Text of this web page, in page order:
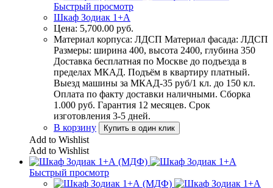
Быстрый просмотр
Шкаф Зодиак 1+А
Цена: 5,700.00 руб.
Материал корпуса: ЛДСП Материал фасада: ЛДСП
Размеры: ширина 400, высота 2400, глубина 350
Доставка бесплатная по Москве до подъезда в
пределах МКАД. Подъём в квартиру платный.
Выезд машины за МКАД-35 руб/1 кл. до 150 кл.
Оплата по факту доставки наличными. Сборка
1.000 руб. Гарантия 12 месяцев. Срок
изготовления 3-5 дней.
В корзину
Купить в один клик
Add to Wishlist
Add to Wishlist
Быстрый просмотр